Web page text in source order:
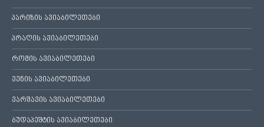
პარიზის ავიაბილეთები
პრაღის ავიაბილეთები
რომის ავიაბილეთები
ვენის ავიაბილეთები
ვარშავის ავიაბილეთები
ბუდაპეშტის ავიაბილეთები